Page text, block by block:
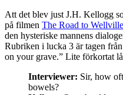
Att det blev just J.H. Kellogg
på filmen The Road to Wellville
den hysteriske mannens
Rubriken i lucka 3 är tagen
on your grave.” Lite förkortat
Interviewer: Sir, how
bowels?